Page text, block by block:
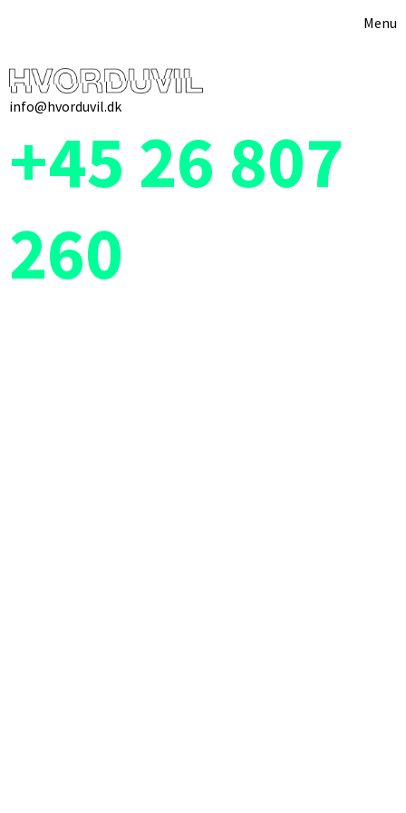
Menu
info@hvorduvil.dk
+45 26 807
260